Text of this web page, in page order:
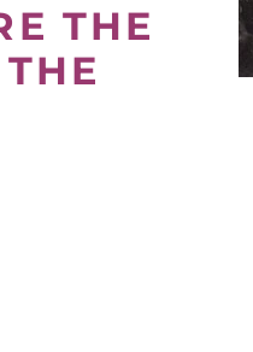
THE